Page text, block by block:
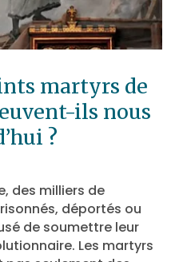
martyrs de
ils nous
?
des milliers de
déportés ou
de soumettre leur
Les martyrs